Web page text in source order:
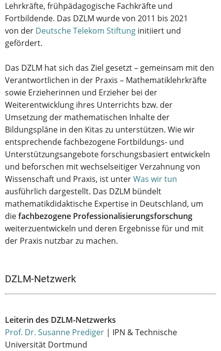
Lehrkräfte, frühpädagogische Fachkräfte und
Fortbildende. Das DZLM wurde von 2011 bis 2021
von der Deutsche Telekom Stiftung initiiert und
gefördert.
Das DZLM hat sich das Ziel gesetzt – gemeinsam mit den
Verantwortlichen in der Praxis – Mathematiklehrkräfte
sowie Erzieherinnen und Erzieher bei der
Weiterentwicklung ihres Unterrichts bzw. der
Umsetzung der mathematischen Inhalte der
Bildungspläne in den Kitas zu unterstützen. Wie wir
entsprechende fachbezogene Fortbildungs- und
Unterstützungsangebote forschungsbasiert entwickeln
und beforschen mit wechselseitiger Verzahnung von
Wissenschaft und Praxis, ist unterWas wir tun
ausführlich dargestellt. Das DZLM bündelt
mathematikdidaktische Expertise in Deutschland, um
diefachbezogene Professionalisierungsforschung
weiterzuentwickeln und deren Ergebnisse für und mit
der Praxis nutzbar zu machen.
DZLM-Netzwerk
Leiterin des DZLM-Netzwerks
Prof. Dr. Susanne Prediger | IPN & Technische
Universität Dortmund